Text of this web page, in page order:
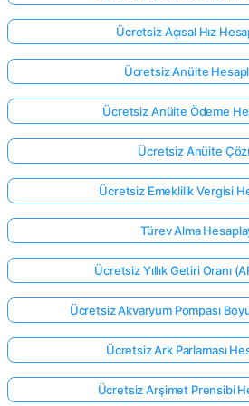
Ücretsiz Açısal Hız
Ücretsiz Anüite
Ücretsiz Anüite Ödeme
Ücretsiz Anüite
Ücretsiz Emeklilik Vergisi
Türev Alma
Ücretsiz Yıllık Getiri Oranı
Ücretsiz Akvaryum Pompası
Ücretsiz Ark Parlaması
Ücretsiz Arşimet Prensibi